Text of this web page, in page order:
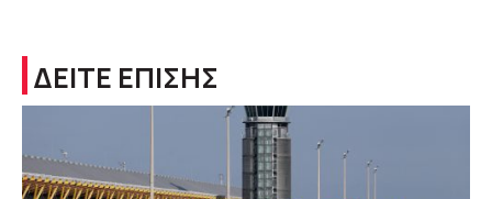
ΔΕΙΤΕ ΕΠΙΣΗΣ